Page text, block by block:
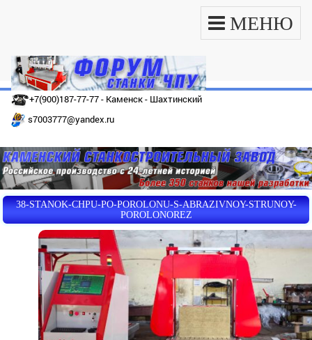
МЕНЮ
+7(900)187-77-77 - Каменск - Шахтинский
s7003777@yandex.ru
38-STANOK-CHPU-PO-POROLONU-S-ABRAZIVNOY-STRUNOY-
POROLONOREZ